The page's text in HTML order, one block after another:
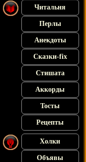
Читальня
Перлы
Анекдоты
Сказки-fix
Стишата
Аккорды
Тосты
Рецепты
Холки
Объявы